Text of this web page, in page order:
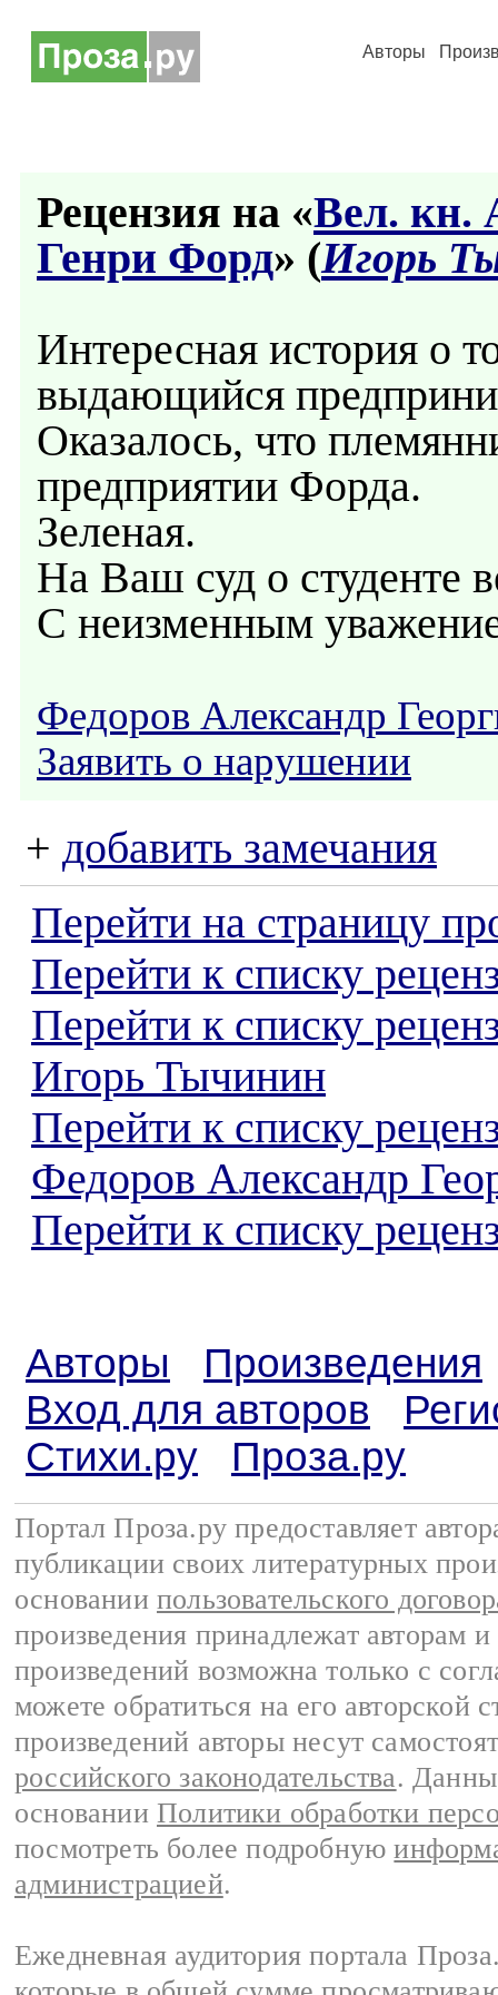
Авторы
Рецензия на «Вел. кн.
Генри Форд» (Игорь
Интересная история о
выдающийся
Оказалось, что
предприятии Форда.
Зеленая.
На Ваш суд о студенте
С неизменным
Федоров Александр
Заявить о нарушении
+ добавить замечания
Перейти на страницу
Перейти к списку
Перейти к списку
Игорь Тычинин
Перейти к списку
Федоров Александр
Перейти к списку
Авторы
Произведения
Вход для авторов
Стихи.ру
Проза.ру
Портал Проза.ру предоставляет
публикации своих литературных
основании пользовательского
произведения принадлежат авторам
произведений возможна только с
можете обратиться на его авторской
произведений авторы несут
российского законодательства.
основании Политики обработки
посмотреть более подробную
администрацией.
Ежедневная аудитория портала